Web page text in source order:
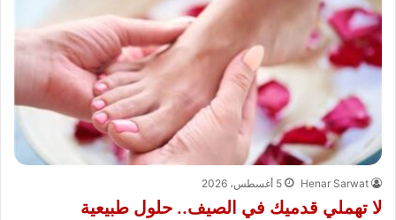
Henar Sarwat 5 أغسطس، 2026
لا تهملي قدميك في الصيف.. حلول طبيعية